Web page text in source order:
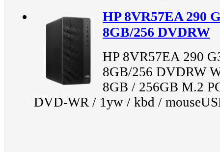
HP 8VR57EA 290
8GB/256 DVDRW
HP 8VR57EA 290
8GB/256 DVDRW
8GB / 256GB M.2
DVD-WR / 1yw / kbd /